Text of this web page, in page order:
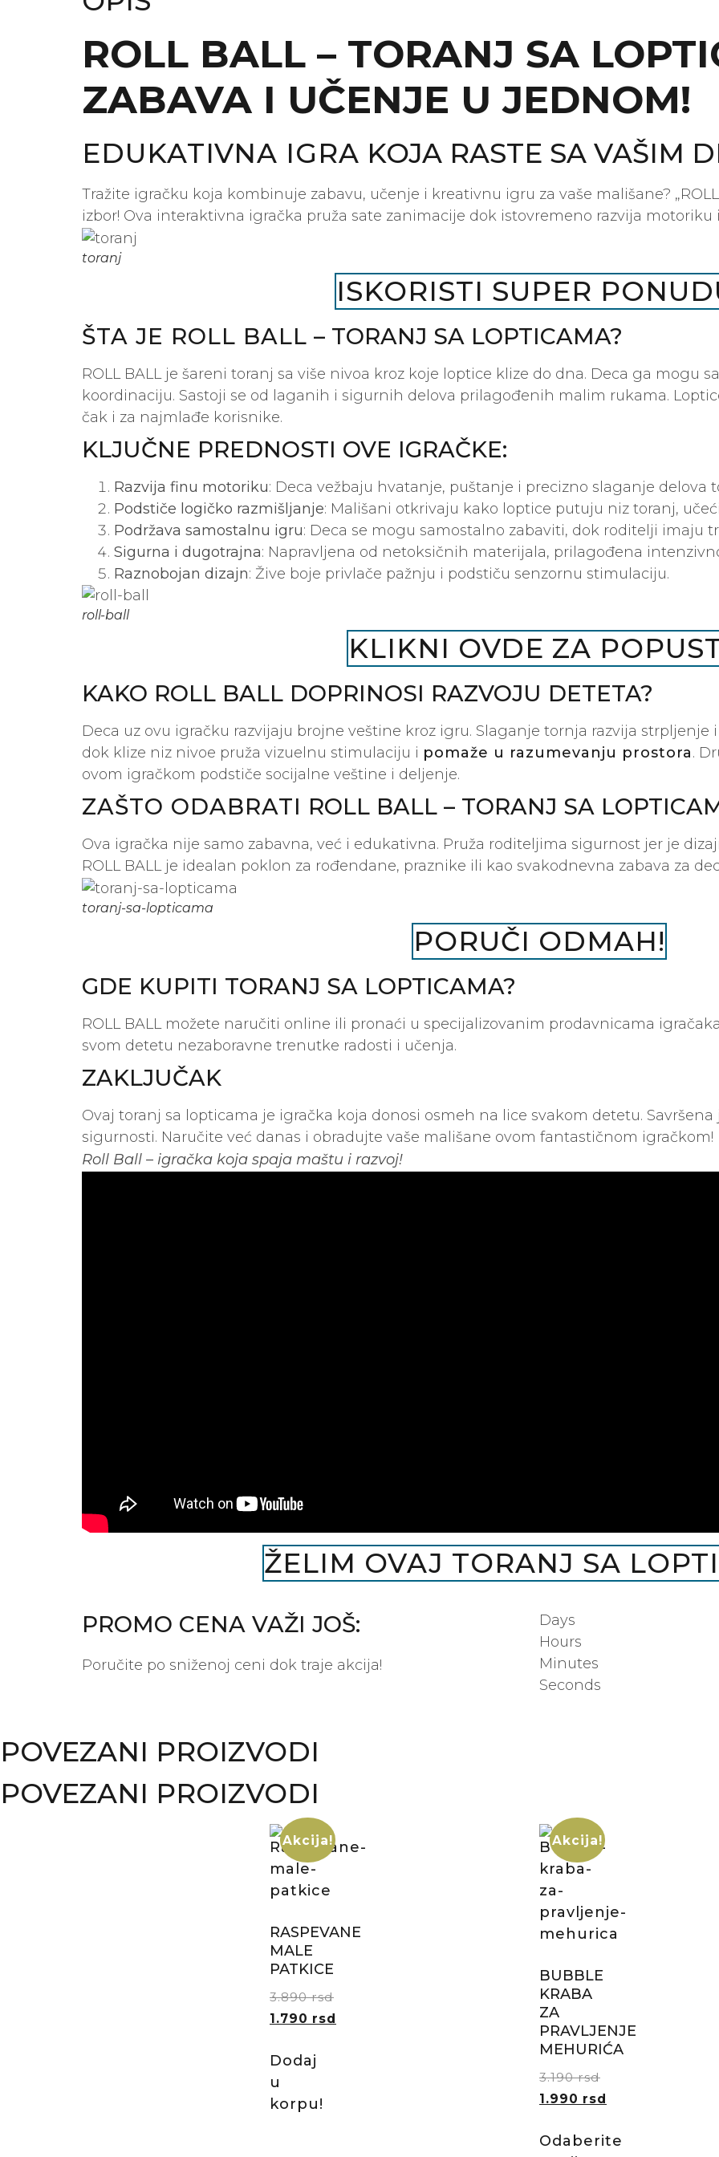
ROLL BALL – TORANJ SA
ZABAVA I UČENJE U JEDNOM!
EDUKATIVNA IGRA KOJA RASTE SA VAŠIM
Tražite igračku koja kombinuje zabavu, učenje i kreativnu igru za vaše mališane?
izbor! Ova interaktivna igračka pruža sate zanimacije dok istovremeno razvija
toranj
ISKORISTI SUPER
ŠTA JE ROLL BALL – TORANJ SA LOPTICAMA?
ROLL BALL je šareni toranj sa više nivoa kroz koje loptice klize do dna. Deca ga mogu
koordinaciju. Sastoji se od laganih i sigurnih delova prilagođenih malim rukama.
čak i za najmlađe korisnike.
KLJUČNE PREDNOSTI OVE IGRAČKE:
Razvija finu motoriku: Deca vežbaju hvatanje, puštanje i precizno slaganje delova
Podstiče logičko razmišljanje: Mališani otkrivaju kako loptice putuju niz toranj,
Podržava samostalnu igru: Deca se mogu samostalno zabaviti, dok roditelji imaju
Sigurna i dugotrajna: Napravljena od netoksičnih materijala, prilagođena
Raznobojan dizajn: Žive boje privlače pažnju i podstiču senzornu stimulaciju.
roll-ball
KLIKNI OVDE ZA
KAKO ROLL BALL DOPRINOSI RAZVOJU DETETA?
Deca uz ovu igračku razvijaju brojne veštine kroz igru. Slaganje tornja razvija
dok klize niz nivoe pruža vizuelnu stimulaciju i pomaže u razumevanju prostora.
ovom igračkom podstiče socijalne veštine i deljenje.
ZAŠTO ODABRATI ROLL BALL – TORANJ SA
Ova igračka nije samo zabavna, već i edukativna. Pruža roditeljima sigurnost jer je
ROLL BALL je idealan poklon za rođendane, praznike ili kao svakodnevna zabava za
toranj-sa-lopticama
PORUČI ODMAH!
GDE KUPITI TORANJ SA LOPTICAMA?
ROLL BALL možete naručiti online ili pronaći u specijalizovanim prodavnicama
svom detetu nezaboravne trenutke radosti i učenja.
ZAKLJUČAK
Ovaj toranj sa lopticama je igračka koja donosi osmeh na lice svakom detetu. Savršena
sigurnosti. Naručite već danas i obradujte vaše mališane ovom fantastičnom igračkom!
Roll Ball – igračka koja spaja maštu i razvoj!
ŽELIM OVAJ TORANJ SA
PROMO CENA VAŽI JOŠ:
Poručite po sniženoj ceni dok traje akcija!
Days
Hours
Minutes
Seconds
POVEZANI PROIZVODI
POVEZANI PROIZVODI
Akcija!
RASPEVANE
MALE
PATKICE
3.890rsd
1.790 rsd
Dodaj
u
korpu!
Akcija!
BUBBLE
KRABA
ZA
PRAVLJENJE
MEHURIĆA
3.190rsd
1.990 rsd
Odaberite